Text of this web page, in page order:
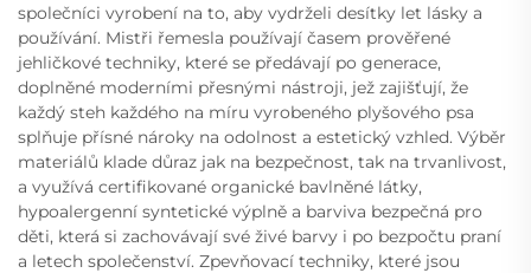
společníci vyrobení na to, aby vydrželi desítky let lásky a
používání. Mistři řemesla používají časem prověřené
jehličkové techniky, které se předávají po generace,
doplněné moderními přesnými nástroji, jež zajišťují, že
každý steh každého na míru vyrobeného plyšového psa
splňuje přísné nároky na odolnost a estetický vzhled. Výběr
materiálů klade důraz jak na bezpečnost, tak na trvanlivost,
a využívá certifikované organické bavlněné látky,
hypoalergenní syntetické výplně a barviva bezpečná pro
děti, která si zachovávají své živé barvy i po bezpočtu praní
a letech společenství. Zpevňovací techniky, které jsou